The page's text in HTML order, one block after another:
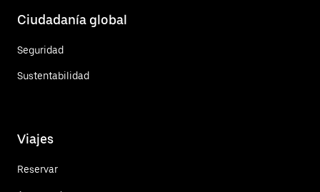
Ciudadanía global
Seguridad
Sustentabilidad
Viajes
Reservar